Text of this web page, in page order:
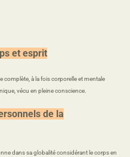
et esprit
complète, à la fois corporelle et mentale
vécu en pleine conscience.
de la
dans sa globalité considérant le corps en